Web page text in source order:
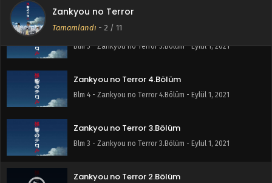
Zankyou no Terror
Tamamlandı - 2 / 11
Zankyou no Terror 5.Bölüm
Blm 5 - Zankyou no Terror 5.Bölüm - Eylül 1, 2021
Zankyou no Terror 4.Bölüm
Blm 4 - Zankyou no Terror 4.Bölüm - Eylül 1, 2021
Zankyou no Terror 3.Bölüm
Blm 3 - Zankyou no Terror 3.Bölüm - Eylül 1, 2021
Zankyou no Terror 2.Bölüm